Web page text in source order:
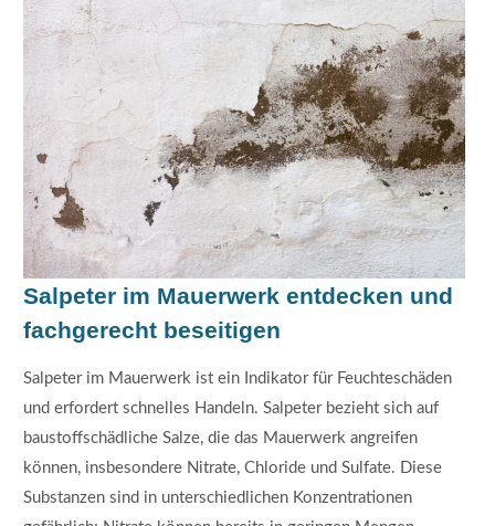
Salpeter im Mauerwerk entdecken und
fachgerecht beseitigen
Salpeter im Mauerwerk ist ein Indikator für Feuchteschäden
und erfordert schnelles Handeln. Salpeter bezieht sich auf
baustoffschädliche Salze, die das Mauerwerk angreifen
können, insbesondere Nitrate, Chloride und Sulfate. Diese
Substanzen sind in unterschiedlichen Konzentrationen